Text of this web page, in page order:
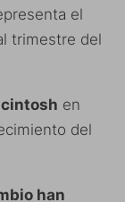
el
trimestre del
en
del
han